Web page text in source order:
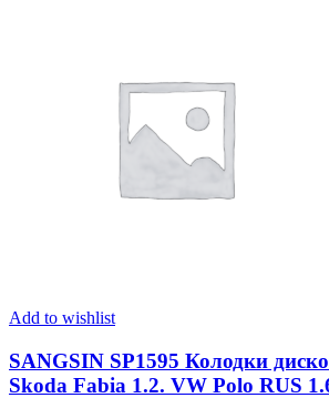
Add to wishlist
SANGSIN SP1595 Колодки
Skoda Fabia 1.2. VW Polo RUS